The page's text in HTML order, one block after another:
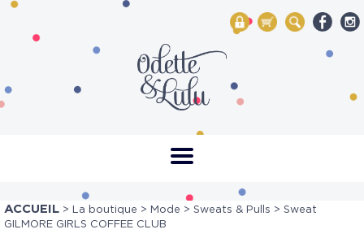
My Account
Mon panier
Rechercher
ACCUEIL > La boutique > Mode > Sweats & Pulls > Sweat
GILMORE GIRLS COFFEE CLUB